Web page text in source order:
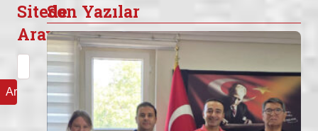
Sitede
Arayın
Arama:
Son Yazılar